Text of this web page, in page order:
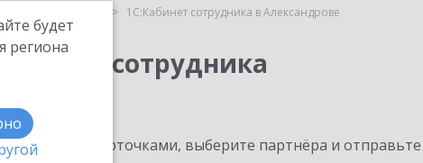
будет
региона
1С:Кабинет сотрудника в Александрове
сотрудника
карточками, выберите партнёра и